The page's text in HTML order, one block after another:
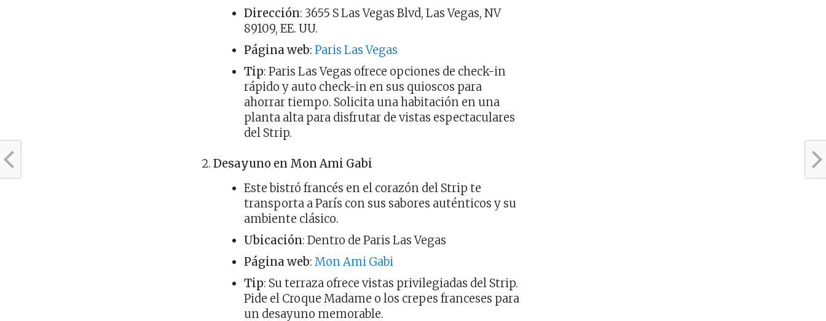
Dirección: 3655 S Las Vegas Blvd, Las Vegas, NV
89109, EE. UU.
Página web:Paris Las Vegas
Tip: Paris Las Vegas ofrece opciones de check-in
rápido y auto check-in en sus quioscos para
ahorrar tiempo. Solicita una habitación en una
planta alta para disfrutar de vistas espectaculares
del Strip.
Desayuno en Mon Ami Gabi
Este bistró francés en el corazón del Strip te
transporta a París con sus sabores auténticos y su
ambiente clásico.
Ubicación: Dentro de Paris Las Vegas
Página web:Mon Ami Gabi
Tip: Su terraza ofrece vistas privilegiadas del Strip.
Pide el Croque Madame o los crepes franceses para
un desayuno memorable.